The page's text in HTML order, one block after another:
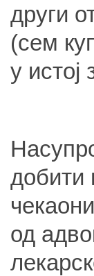
други
(сем
у истој
добити
од